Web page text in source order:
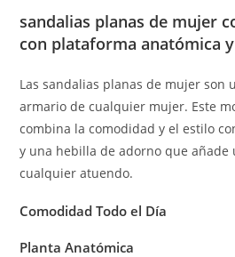
sandalias planas de mujer
con plataforma anatómica
Las sandalias planas de mujer son
armario de cualquier mujer. Este
combina la comodidad y el estilo
y una hebilla de adorno que añade
cualquier atuendo.
Comodidad Todo el Día
Planta Anatómica